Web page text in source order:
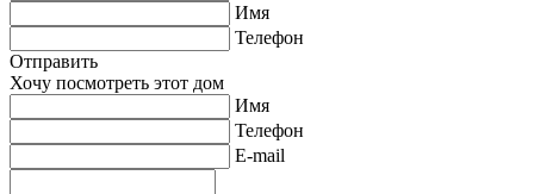
Имя
Телефон
Отправить
Хочу посмотреть этот дом
Имя
Телефон
E-mail